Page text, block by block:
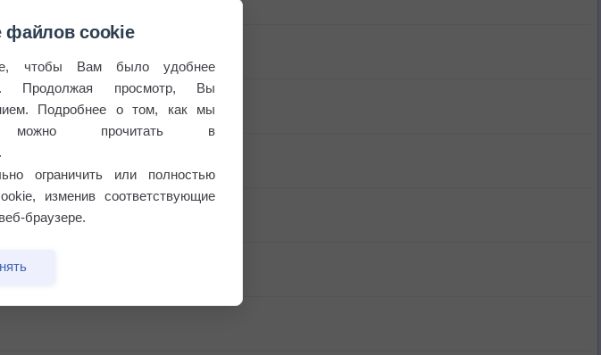
файлов cookie
чтобы Вам было удобнее
Продолжая просмотр, Вы
Подробнее о том, как мы
можно прочитать в
.
ограничить или полностью
изменив соответствующие
браузере.